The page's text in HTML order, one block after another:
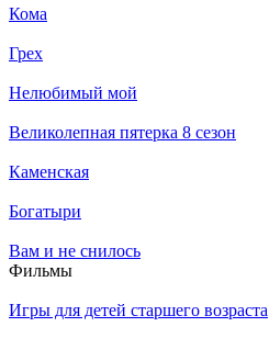
Кома
Грех
Нелюбимый мой
Великолепная пятерка 8 сезон
Каменская
Богатыри
Вам и не снилось
Филь­мы
Игры для детей старшего возраста